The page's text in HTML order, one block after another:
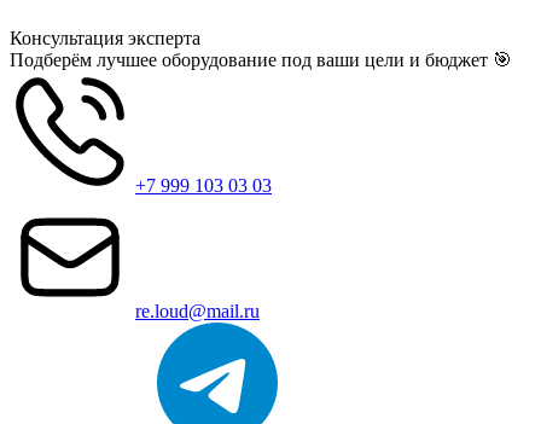
Консультация эксперта
Подберём лучшее оборудование под ваши цели и бюджет 🎯
+7 999 103 03 03
re.loud@mail.ru